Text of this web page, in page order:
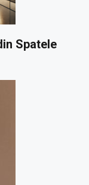
Spatele